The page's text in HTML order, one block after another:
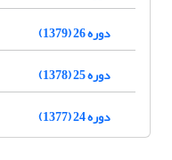
دوره 26 (1379)
دوره 25 (1378)
دوره 24 (1377)